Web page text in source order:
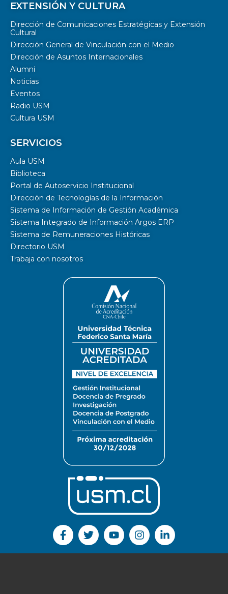
EXTENSIÓN Y CULTURA
Dirección de Comunicaciones Estratégicas y Extensión
Cultural
Dirección General de Vinculación con el Medio
Dirección de Asuntos Internacionales
Alumni
Noticias
Eventos
Radio USM
Cultura USM
SERVICIOS
Aula USM
Biblioteca
Portal de Autoservicio Institucional
Dirección de Tecnologías de la Información
Sistema de Información de Gestión Académica
Sistema Integrado de Información Argos ERP
Sistema de Remuneraciones Históricas
Directorio USM
Trabaja con nosotros